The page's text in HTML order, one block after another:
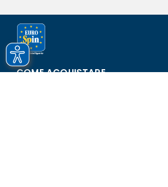
COME ACQUISTARE